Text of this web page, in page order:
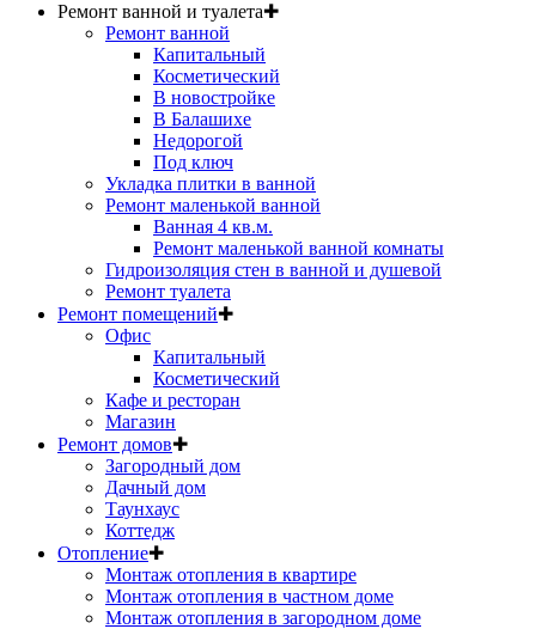
Ремонт ванной и туалета✚
Ремонт ванной
Капитальный
Косметический
В новостройке
В Балашихе
Недорогой
Под ключ
Укладка плитки в ванной
Ремонт маленькой ванной
Ванная 4 кв.м.
Ремонт маленькой ванной комнаты
Гидроизоляция стен в ванной и душевой
Ремонт туалета
Ремонт помещений✚
Офис
Капитальный
Косметический
Кафе и ресторан
Магазин
Ремонт домов✚
Загородный дом
Дачный дом
Таунхаус
Коттедж
Отопление✚
Монтаж отопления в квартире
Монтаж отопления в частном доме
Монтаж отопления в загородном доме